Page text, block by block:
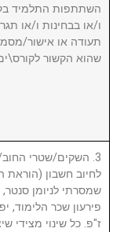
השתתפות התלמיד
ו/או בבחינות ו/או
תעודה או אישור/
שהוא הקשור
3. השקים/שטרי
לחיוב חשבון (הוראת
שמסרתי לניומן
פירעון שכר הלימוד,
ז"פ. כל שינוי מצידי